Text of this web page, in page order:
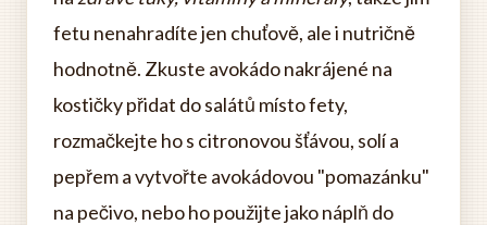
fetu nenahradíte jen chuťově, ale i nutričně
hodnotně. Zkuste avokádo nakrájené na
kostičky přidat do salátů místo fety,
rozmačkejte ho s citronovou šťávou, solí a
pepřem a vytvořte avokádovou "pomazánku"
na pečivo, nebo ho použijte jako náplň do